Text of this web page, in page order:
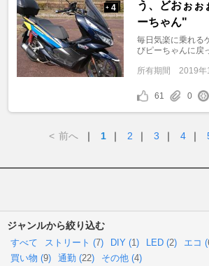
+ 4
う、どおぉ
ーちゃん"
毎日気楽に乗れる
びピーちゃんに戻
所有期間 2019年
61 0
< 前へ ｜ 1 ｜ 2 ｜ 3 ｜ 4 ｜
ジャンルから絞り込む
すべて ストリート (7) DIY (1) LED (2) エコ (
買い物 (9) 通勤 (22) その他 (4)